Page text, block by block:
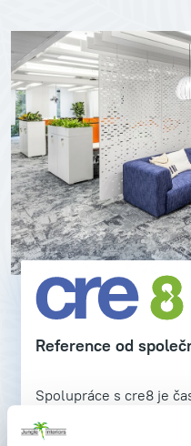
Reference od
Spolupráce s cre8 je
realizují designově